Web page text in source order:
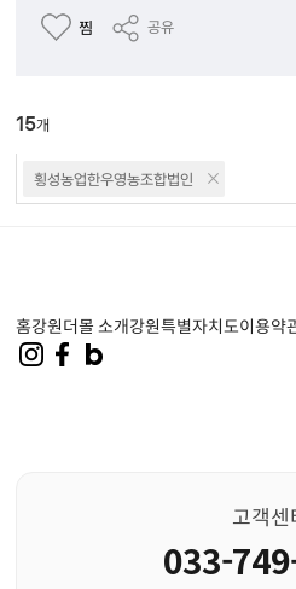
찜 공유
횡성농업한우영농조합법인
15개
홈강원더몰 소개강원특별자치도이용약
고객센
033-